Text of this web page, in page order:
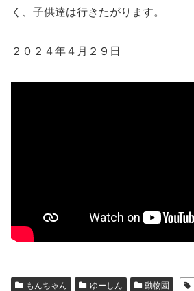
く、子供達は行きたがります。
２０２４年４月２９日
もんちゃん ゆーしん 動物園